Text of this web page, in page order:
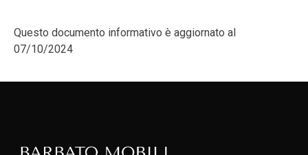
Questo documento informativo è aggiornato al
07/10/2024